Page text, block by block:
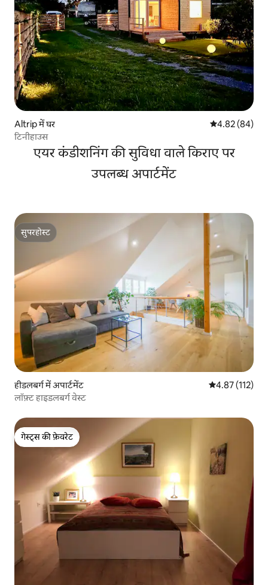
Altrip में घर औसत रेटिंग 5 में
4.82 (84)
टिनीहाउस
एयर कंडीशनिंग की सुविधा वाले किराए पर
उपलब्ध अपार्टमेंट
सुपरहोस्ट
सुपरहोस्ट
हीडलबर्ग में अपार्टमेंट औसत रेटिंग 5 में से
4.87 (112)
लॉफ़्ट हाइडलबर्ग वेस्ट
गेस्ट्स की फ़ेवरेट
गेस्ट्स की फ़ेवरेट